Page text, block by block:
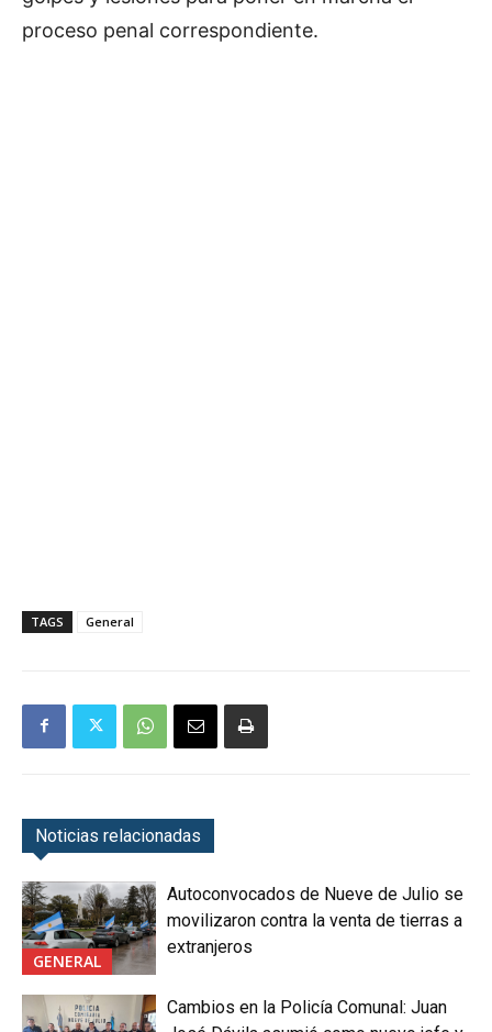
proceso penal correspondiente.
TAGS General
Noticias relacionadas
GENERAL
Autoconvocados de Nueve de Julio se
movilizaron contra la venta de tierras a
extranjeros
Cambios en la Policía Comunal: Juan